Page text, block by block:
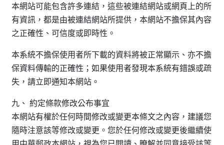
本網站可能包含許多連結，這些被連結網站或網頁上的所
有資訊，都是由被連結網站所提供，本網站不擔保其內容
之正確性、可信度或即時性。
本系統不擔保使用者所下載的資料將被正常顯示、亦不擔
保資料傳輸的正確性；如果使用者發現本系統有錯誤或疏
失，請立即通知本網站。
九、 約定條款修改公布事宜
本網站有權於任何時間修改或變更本條文之內容，建議您
隨時注意該等修改或變更。您於任何修改或變更後繼續使